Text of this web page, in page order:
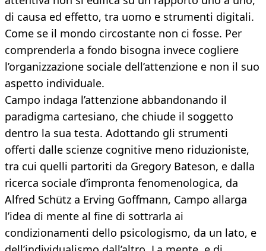
di causa ed effetto, tra uomo e strumenti digitali.
Come se il mondo circostante non ci fosse. Per
comprenderla a fondo bisogna invece cogliere
l’organizzazione sociale dell’attenzione e non il suo
aspetto individuale.
Campo indaga l’attenzione abbandonando il
paradigma cartesiano, che chiude il soggetto
dentro la sua testa. Adottando gli strumenti
offerti dalle scienze cognitive meno riduzioniste,
tra cui quelli partoriti da Gregory Bateson, e dalla
ricerca sociale d’impronta fenomenologica, da
Alfred Schütz a Erving Goffmann, Campo allarga
l’idea di mente al fine di sottrarla ai
condizionamenti dello psicologismo, da un lato, e